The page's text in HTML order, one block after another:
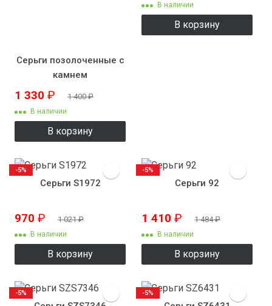
Серьги позолоченные с
камнем
1 330 ₽ 1 400₽
В наличии
В корзину
В наличии
В корзину
Серьги S1972
970 ₽ 1 021₽
В наличии
В корзину
-5%
Серьги 92
1 410 ₽ 1 484₽
В наличии
В корзину
-5%
-5% -5%